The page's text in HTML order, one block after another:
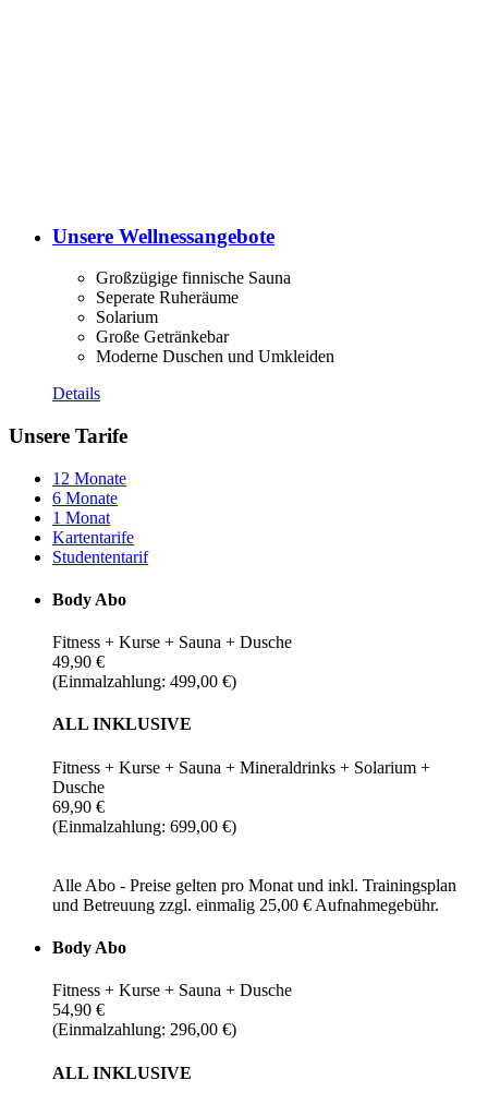
Unsere Wellnessangebote
Großzügige finnische Sauna
Seperate Ruheräume
Solarium
Große Getränkebar
Moderne Duschen und Umkleiden
Details
Unsere Tarife
12 Monate
6 Monate
1 Monat
Kartentarife
Studententarif
Body Abo
Fitness + Kurse + Sauna + Dusche
49,90 €
(Einmalzahlung: 499,00 €)
ALL INKLUSIVE
Fitness + Kurse + Sauna + Mineraldrinks + Solarium +
Dusche
69,90 €
(Einmalzahlung: 699,00 €)
Alle Abo - Preise gelten pro Monat und inkl. Trainingsplan
und Betreuung zzgl. einmalig 25,00 € Aufnahmegebühr.
Body Abo
Fitness + Kurse + Sauna + Dusche
54,90 €
(Einmalzahlung: 296,00 €)
ALL INKLUSIVE